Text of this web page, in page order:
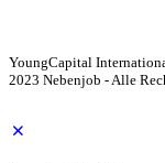
YoungCapital
2023 Nebenjob - Alle